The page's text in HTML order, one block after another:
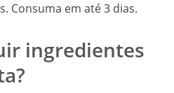
Consuma em até 3 dias.
ingredientes